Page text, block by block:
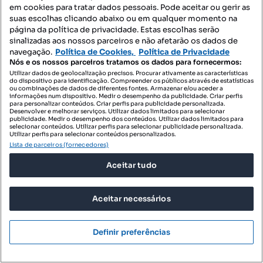
concelho de Serpa
Vila Nova de São Bento e Vale de Vargo, Serpa, Beja
Tipologia
T4
Preço por metro quadrado
113 m²
SCI Properties
Profissional
em cookies para tratar dados pessoais. Pode aceitar ou gerir as
suas escolhas clicando abaixo ou em qualquer momento na
página da política de privacidade. Estas escolhas serão
sinalizadas aos nossos parceiros e não afetarão os dados de
navegação. Política de Cookies, Política de Privacidade
Nós e os nossos parceiros tratamos os dados para fornecermos:
Utilizar dados de geolocalização precisos. Procurar ativamente as características
do dispositivo para identificação. Compreender os públicos através de estatísticas
ou combinações de dados de diferentes fontes. Armazenar e/ou aceder a
informações num dispositivo. Medir o desempenho da publicidade. Criar perfis
para personalizar conteúdos. Criar perfis para publicidade personalizada.
Desenvolver e melhorar serviços. Utilizar dados limitados para selecionar
publicidade. Medir o desempenho dos conteúdos. Utilizar dados limitados para
selecionar conteúdos. Utilizar perfis para selecionar publicidade personalizada.
Utilizar perfis para selecionar conteúdos personalizados.
Lista de parceiros (fornecedores)
Aceitar tudo
Aceitar necessários
Definir preferências